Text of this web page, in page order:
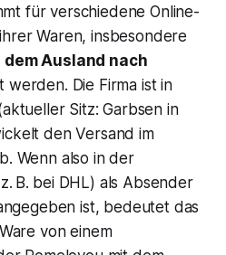
für verschiedene Online-
Waren, insbesondere
dem Ausland nach
werden​. Die Firma ist in
Sitz: Garbsen in
den Versand im
Wenn also in der
B. bei DHL) als Absender
ist, bedeutet das
von einem